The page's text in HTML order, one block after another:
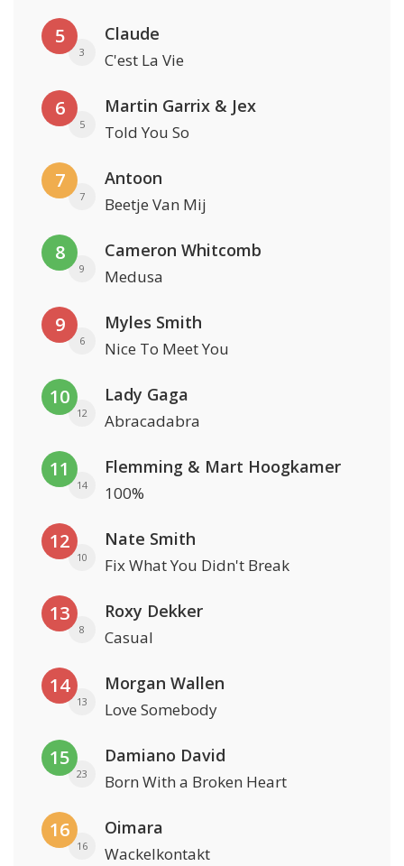
5
3
Claude
C'est La Vie
6
5
Martin Garrix & Jex
Told You So
7
7
Antoon
Beetje Van Mij
8
9
Cameron Whitcomb
Medusa
9
6
Myles Smith
Nice To Meet You
10
12
Lady Gaga
Abracadabra
11
14
Flemming & Mart Hoogkamer
100%
12
10
Nate Smith
Fix What You Didn't Break
13
8
Roxy Dekker
Casual
14
13
Morgan Wallen
Love Somebody
15
23
Damiano David
Born With a Broken Heart
16
16
Oimara
Wackelkontakt